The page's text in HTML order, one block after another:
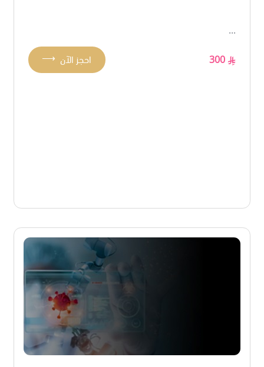
...
300
⟶ احجز الآن